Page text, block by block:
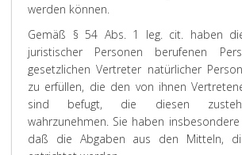
werden können.
Gemäß § 54 Abs. 1 leg. cit. haben
juristischer Personen berufenen
gesetzlichen Vertreter natürlicher
zu erfüllen, die den von ihnen
sind befugt, die diesen
wahrzunehmen. Sie haben
daß die Abgaben aus den Mitteln,